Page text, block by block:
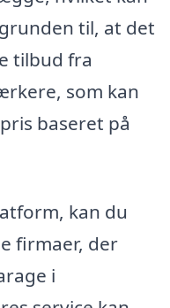
til, at det
tilbud fra
som kan
baseret på
kan du
firmaer, der
i